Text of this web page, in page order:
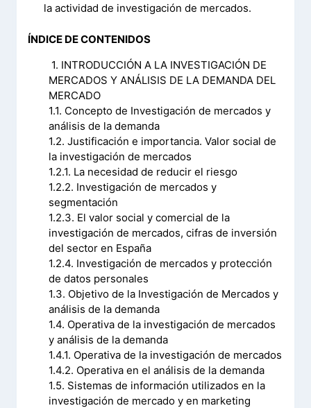
la actividad de investigación de mercados.
ÍNDICE DE CONTENIDOS
1. INTRODUCCIÓN A LA INVESTIGACIÓN DE
MERCADOS Y ANÁLISIS DE LA DEMANDA DEL
MERCADO
1.1. Concepto de Investigación de mercados y
análisis de la demanda
1.2. Justificación e importancia. Valor social de
la investigación de mercados
1.2.1. La necesidad de reducir el riesgo
1.2.2. Investigación de mercados y
segmentación
1.2.3. El valor social y comercial de la
investigación de mercados, cifras de inversión
del sector en España
1.2.4. Investigación de mercados y protección
de datos personales
1.3. Objetivo de la Investigación de Mercados y
análisis de la demanda
1.4. Operativa de la investigación de mercados
y análisis de la demanda
1.4.1. Operativa de la investigación de mercados
1.4.2. Operativa en el análisis de la demanda
1.5. Sistemas de información utilizados en la
investigación de mercado y en marketing